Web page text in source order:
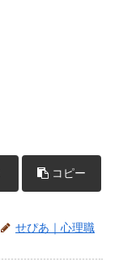
コピー
せぴあ｜心理職